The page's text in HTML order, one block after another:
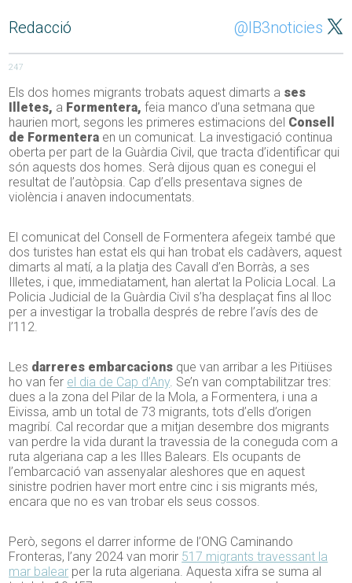
Redacció @IB3noticies
247
Els dos homes migrants trobats aquest dimarts a ses
Illetes, a Formentera, feia manco d’una setmana que
haurien mort, segons les primeres estimacions del Consell
de Formentera en un comunicat. La investigació continua
oberta per part de la Guàrdia Civil, que tracta d’identificar qui
són aquests dos homes. Serà dijous quan es conegui el
resultat de l’autòpsia. Cap d’ells presentava signes de
violència i anaven indocumentats.
El comunicat del Consell de Formentera afegeix també que
dos turistes han estat els qui han trobat els cadàvers, aquest
dimarts al matí, a la platja des Cavall d’en Borràs, a ses
Illetes, i que, immediatament, han alertat la Policia Local. La
Policia Judicial de la Guàrdia Civil s’ha desplaçat fins al lloc
per a investigar la troballa després de rebre l’avís des de
l’112.
Les darreres embarcacions que van arribar a les Pitiüses
ho van fer el dia de Cap d’Any. Se’n van comptabilitzar tres:
dues a la zona del Pilar de la Mola, a Formentera, i una a
Eivissa, amb un total de 73 migrants, tots d’ells d’origen
magribí. Cal recordar que a mitjan desembre dos migrants
van perdre la vida durant la travessia de la coneguda com a
ruta algeriana cap a les Illes Balears. Els ocupants de
l’embarcació van assenyalar aleshores que en aquest
sinistre podrien haver mort entre cinc i sis migrants més,
encara que no es van trobar els seus cossos.
Però, segons el darrer informe de l’ONG Caminando
Fronteras, l’any 2024 van morir 517 migrants travessant la
mar balear per la ruta algeriana. Aquesta xifra se suma al